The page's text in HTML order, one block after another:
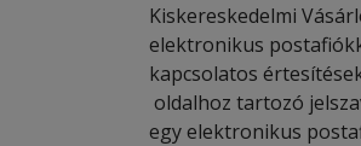
Kiskereskedelmi
elektronikus
kapcsolatos
oldalhoz tartozó
egy elektronikus